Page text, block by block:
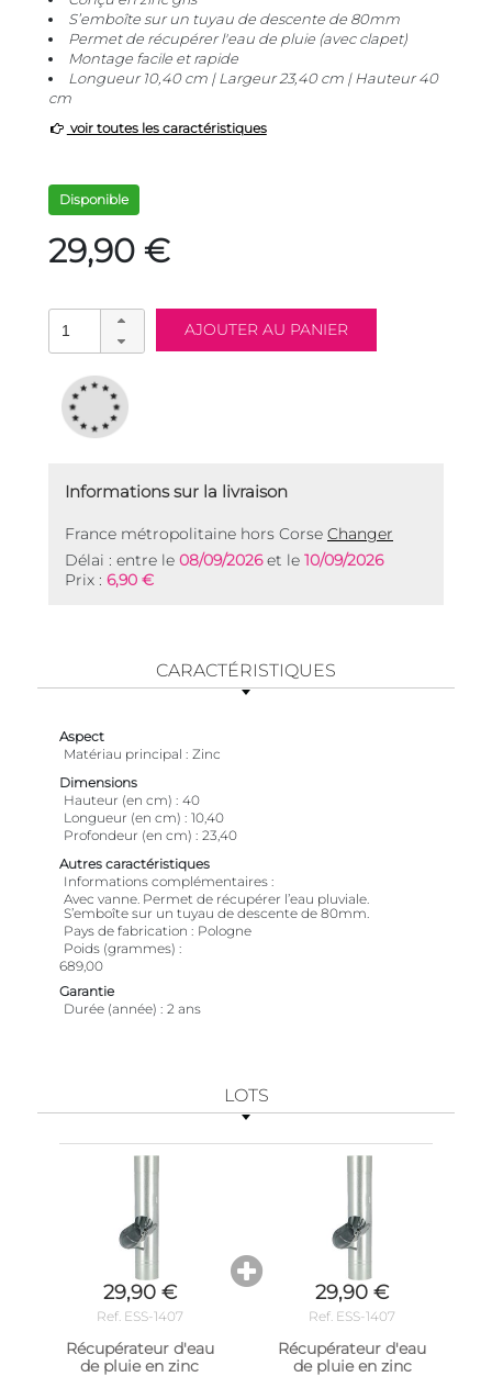
S’emboîte sur un tuyau de descente de 80mm
Permet de récupérer l'eau de pluie (avec clapet)
Montage facile et rapide
Longueur 10,40 cm | Largeur 23,40 cm | Hauteur 40
cm
voir toutes les caractéristiques
Disponible
29,90 €
Informations sur la livraison
France métropolitaine hors Corse Changer
Délai : entre le 08/09/2026et le 10/09/2026
Prix : 6,90 €
CARACTÉRISTIQUES
Aspect
Matériau principal
Zinc
Dimensions
Hauteur (en cm)
40
Longueur (en cm)
10,40
Profondeur (en cm)
23,40
Autres caractéristiques
Informations complémentaires
Avec vanne. Permet de récupérer l’eau pluviale.
S’emboîte sur un tuyau de descente de 80mm.
Pays de fabrication
Pologne
Poids (grammes)
689,00
Garantie
Durée (année)
2 ans
LOTS
29,90 €
Ref. ESS-1407
Récupérateur d'eau
de pluie en zinc
29,90 €
Ref. ESS-1407
Récupérateur d'eau
de pluie en zinc